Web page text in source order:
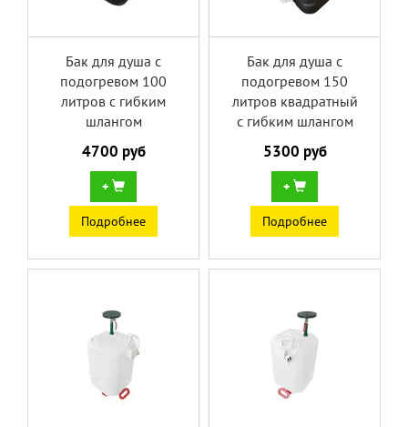
Бак для душа с
подогревом 100
литров с гибким
шлангом
4700 руб
+
Подробнее
Бак для душа с
подогревом 150
литров квадратный
с гибким шлангом
5300 руб
+
Подробнее